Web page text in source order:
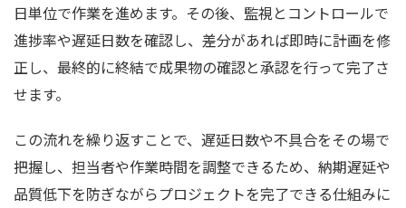
日単位で作業を進めます。その後、監視とコントロールで
進捗率や遅延日数を確認し、差分があれば即時に計画を修
正し、最終的に終結で成果物の確認と承認を行って完了さ
せます。
この流れを繰り返すことで、遅延日数や不具合をその場で
把握し、担当者や作業時間を調整できるため、納期遅延や
品質低下を防ぎながらプロジェクトを完了できる仕組みに